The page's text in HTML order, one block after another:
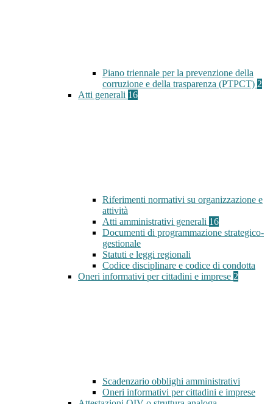
Piano triennale per la prevenzione della
corruzione e della trasparenza (PTPCT) 2
Atti generali 16
Riferimenti normativi su organizzazione e
attività
Atti amministrativi generali 16
Documenti di programmazione strategico-
gestionale
Statuti e leggi regionali
Codice disciplinare e codice di condotta
Oneri informativi per cittadini e imprese 2
Scadenzario obblighi amministrativi
Oneri informativi per cittadini e imprese